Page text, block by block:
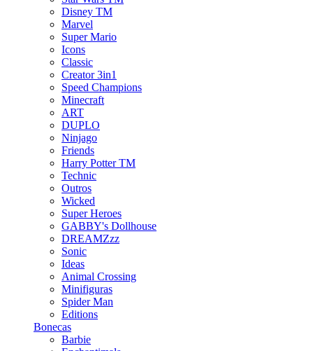
Disney TM
Marvel
Super Mario
Icons
Classic
Creator 3in1
Speed Champions
Minecraft
ART
DUPLO
Ninjago
Friends
Harry Potter TM
Technic
Outros
Wicked
Super Heroes
GABBY's Dollhouse
DREAMZzz
Sonic
Ideas
Animal Crossing
Minifiguras
Spider Man
Editions
Bonecas
Barbie